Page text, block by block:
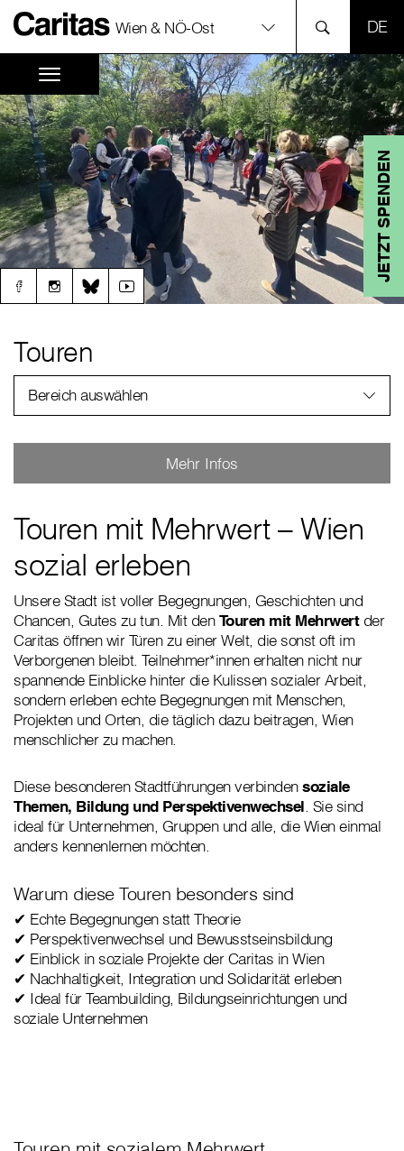
Wien & NÖ-Ost
JETZT SPENDEN
Touren
Bereich auswählen
Mehr Infos
Touren mit Mehrwert – Wien
sozial erleben
Unsere Stadt ist voller Begegnungen, Geschichten und
Chancen, Gutes zu tun. Mit denTouren mit Mehrwertder
Caritas öffnen wir Türen zu einer Welt, die sonst oft im
Verborgenen bleibt. Teilnehmer*innen erhalten nicht nur
spannende Einblicke hinter die Kulissen sozialer Arbeit,
sondern erleben echte Begegnungen mit Menschen,
Projekten und Orten, die täglich dazu beitragen, Wien
menschlicher zu machen.
Diese besonderen Stadtführungen verbindensoziale
Themen, Bildung und Perspektivenwechsel. Sie sind
ideal für Unternehmen, Gruppen und alle, die Wien einmal
anders kennenlernen möchten.
Warum diese Touren besonders sind
✔ Echte Begegnungen statt Theorie
✔ Perspektivenwechsel und Bewusstseinsbildung
✔ Einblick in soziale Projekte der Caritas in Wien
✔ Nachhaltigkeit, Integration und Solidarität erleben
✔ Ideal für Teambuilding, Bildungseinrichtungen und
soziale Unternehmen